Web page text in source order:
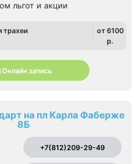
льгот и акции
трахеи
от 6100
p.
Онлайн запись
на пл Карла Фаберже
8Б
+7(812)209-29-49